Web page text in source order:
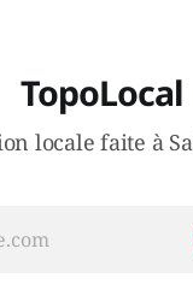
TopoLocal
locale faite à